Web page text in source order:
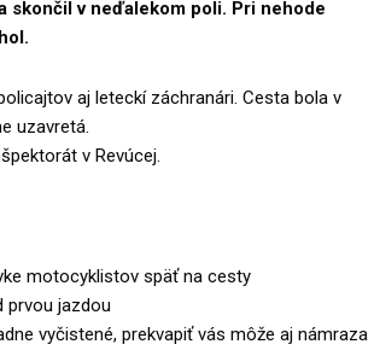
v neďalekom poli. Pri nehode
aj leteckí záchranári. Cesta bola v
uzavretá.
v Revúcej.
motocyklistov späť na cesty
prvou jazdou
vyčistené, prekvapiť vás môže aj námraza